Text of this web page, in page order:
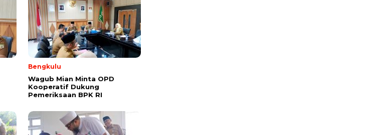
Bengkulu
Wagub Mian Minta OPD
Kooperatif Dukung
Pemeriksaan BPK RI